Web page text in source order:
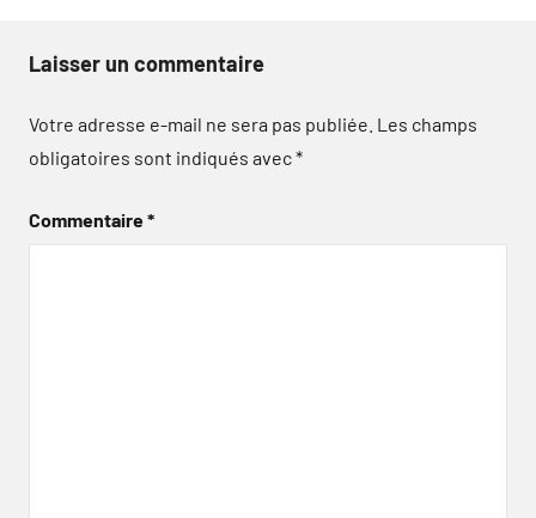
Laisser un commentaire
Votre adresse e-mail ne sera pas publiée. Les champs
obligatoires sont indiqués avec*
Commentaire*